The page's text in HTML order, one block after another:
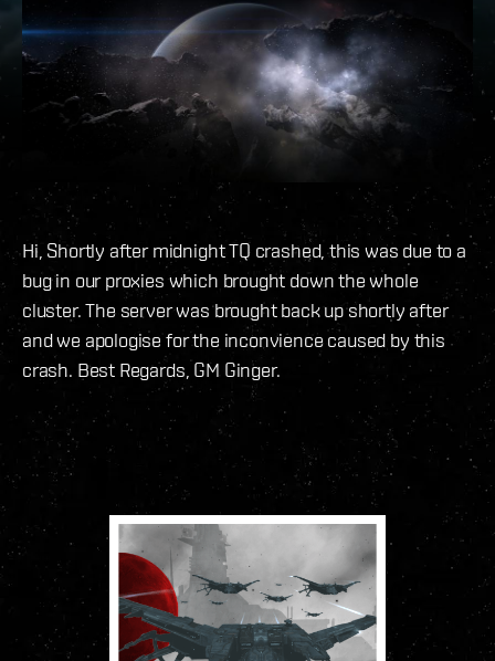
Hi, Shortly after midnight TQ crashed, this was due to a
bug in our proxies which brought down the whole
cluster. The server was brought back up shortly after
and we apologise for the inconvience caused by this
crash. Best Regards, GM Ginger.